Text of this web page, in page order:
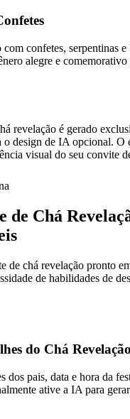
confetes, serpentinas
alegre e
revelação é gerado
o design de IA opcional. O
visual do seu convite
de Chá
de chá revelação pronto
de habilidades de
do Chá Revelação
dos pais, data e hora da
ative a IA para